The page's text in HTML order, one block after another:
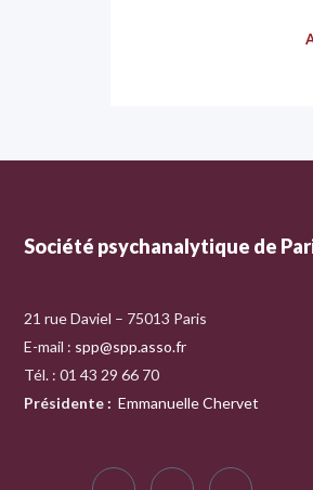
Société psychanalytique de
21 rue Daviel – 75013 Paris
E-mail : spp@spp.asso.fr
Tél. : 01 43 29 66 70
Présidente : Emmanuelle Chervet